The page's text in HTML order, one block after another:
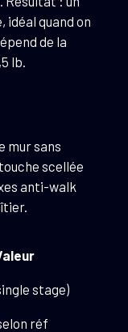
quand on
de la
lb.
mur sans
scellée
anti-walk
stage)
réf